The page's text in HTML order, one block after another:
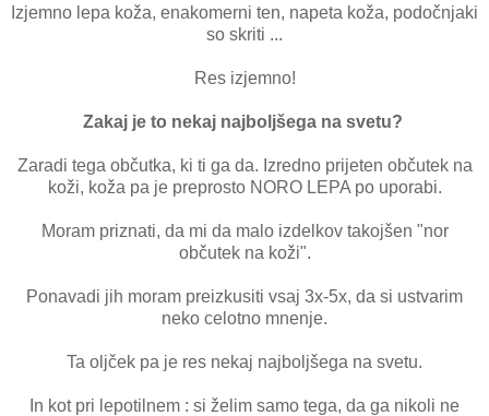
Izjemno lepa koža, enakomerni ten, napeta koža, podočnjaki
so skriti ...
Res izjemno!
Zakaj je to nekaj najboljšega na svetu?
Zaradi tega občutka, ki ti ga da. Izredno prijeten občutek na
koži, koža pa je preprosto NORO LEPA po uporabi.
Moram priznati, da mi da malo izdelkov takojšen "nor
občutek na koži".
Ponavadi jih moram preizkusiti vsaj 3x-5x, da si ustvarim
neko celotno mnenje.
Ta oljček pa je res nekaj najboljšega na svetu.
In kot pri lepotilnem : si želim samo tega, da ga nikoli ne